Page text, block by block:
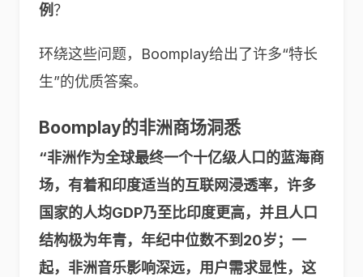
例？
环绕这些问题，Boomplay给出了许多“特长
生”的优质答案。
Boomplay的非洲商场洞悉
“非洲作为全球最终一个十亿级人口的蓝海商
场，有着和印度适当的互联网浸透率，许多
国家的人均GDP乃至比印度更高，并且人口
结构极为年青，年纪中位数不到20岁；一
起，非洲音乐影响深远，用户需求显性，这